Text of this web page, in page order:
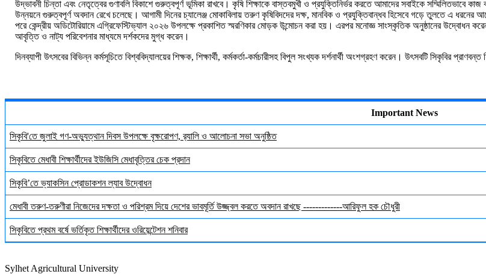
উদ্ভাবনী চিন্তা এবং নেতৃত্বের গুণাবলি বিকাশে গুরুত্বপূর্ণ ভূমিকা রাখবে। কৃষি শিক্ষাকে বাস্তবমুখী ও প্রযুক্তিনির্ভর করতে আমাদের সবাইকে সম্মিলিতভাবে
উন্নয়নে গুরুত্বপূর্ণ অবদান রেখে চলেছে। আগামী দিনের চ্যালেঞ্জ মোকাবিলায় তরুণ কৃষিবিদদের দক্ষ, মানবিক ও প্রযুক্তিবান্ধব হিসেবে গড়ে তুলতে এ
পরে কেন্দ্রীয় অডিটোরিয়ামে এগ্রিফেস্টিভ্যাল ২০২৬ উপলক্ষে প্রকাশিত স্মরণিকার মোড়ক উন্মোচন করা হয়। এরপর মনোজ্ঞ সাংস্কৃতিক অনুষ্ঠানের উদ্বোধন
আবৃত্তি ও নাট্য পরিবেশনার মাধ্যমে দর্শকদের মুগ্ধ করেন।
দিনব্যাপী উৎসবের বিভিন্ন কর্মসূচিতে বিশ্ববিদ্যালয়ের শিক্ষক, শিক্ষার্থী, কর্মকর্তা-কর্মচারীসহ বিপুল সংখ্যক দর্শনার্থী অংশগ্রহণ করেন। উৎসবটি সিকৃবির
Important News
সিকৃবি'তে জুলাই গণ-অভ্যুত্থান দিবস উপলক্ষে বৃক্ষরোপণ, র‍্যালি ও আলোচনা সভা অনুষ্ঠিত
সিকৃবিতে মেধাবী শিক্ষার্থীদের ইউজিসি মেধাবৃত্তির চেক প্রদান
সিকৃবি’তে ভ্যাকসিন প্রোডাকশন ল্যাব উদ্বোধন
মেধাবী তরুণ-তরুণীরা নিজেদের দক্ষতা ও পরিশ্রম দিয়ে দেশের ভাবমূর্তি উজ্জ্বল করতে অবদান রাখছে -------------আরিফুল হক চৌধুরী
সিকৃবিতে প্রথম বর্ষে ভর্তিকৃত শিক্ষার্থীদের ওরিয়েন্টেশন শনিবার
Sylhet Agricultural University